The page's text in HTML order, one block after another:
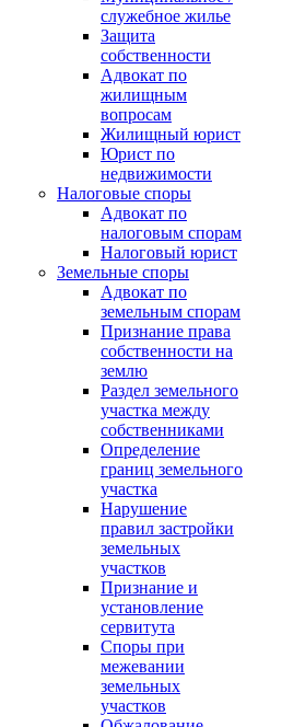
служебное жилье
Защита
собственности
Адвокат по
жилищным
вопросам
Жилищный юрист
Юрист по
недвижимости
Налоговые споры
Адвокат по
налоговым спорам
Налоговый юрист
Земельные споры
Адвокат по
земельным спорам
Признание права
собственности на
землю
Раздел земельного
участка между
собственниками
Определение
границ земельного
участка
Нарушение
правил застройки
земельных
участков
Признание и
установление
сервитута
Споры при
межевании
земельных
участков